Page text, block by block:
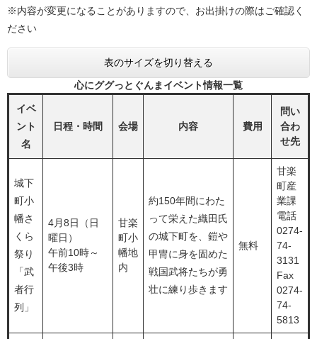
※内容が変更になることがありますので、お出掛けの際はご確認く
ださい
表のサイズを切り替える
心にググっとぐんまイベント情報一覧
イベ
ント
名
日程・時間 会場 内容 費用
問い
合わ
せ先
城下
町小
幡さ
くら
祭り
「武
者行
列」
4月8日（日
曜日）
午前10時～
午後3時
甘楽
町小
幡地
内
約150年間にわた
って栄えた織田氏
の城下町を、鎧や
甲冑に身を固めた
戦国武将たちが勇
壮に練り歩きます
無料
甘楽
町産
業課
電話
0274-
74-
3131
Fax
0274-
74-
5813